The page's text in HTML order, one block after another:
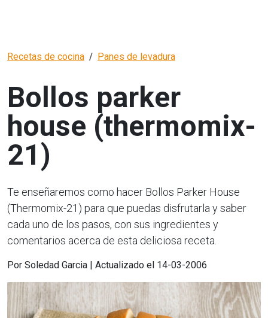
Recetas de cocina Panes de levadura
Bollos parker
house (thermomix-
21)
Te enseñaremos como hacer Bollos Parker House
(Thermomix-21) para que puedas disfrutarla y saber
cada uno de los pasos, con sus ingredientes y
comentarios acerca de esta deliciosa receta.
Por Soledad Garcia | Actualizado el 14-03-2006